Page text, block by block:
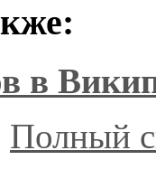
в
Полный